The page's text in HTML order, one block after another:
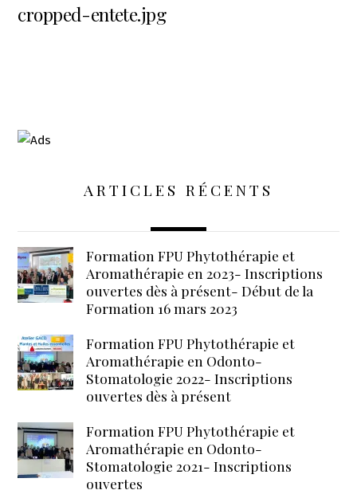
cropped-entete.jpg
ARTICLES RÉCENTS
Formation FPU Phytothérapie et
Aromathérapie en 2023- Inscriptions
ouvertes dès à présent- Début de la
Formation 16 mars 2023
Formation FPU Phytothérapie et
Aromathérapie en Odonto-
Stomatologie 2022- Inscriptions
ouvertes dès à présent
Formation FPU Phytothérapie et
Aromathérapie en Odonto-
Stomatologie 2021- Inscriptions
ouvertes